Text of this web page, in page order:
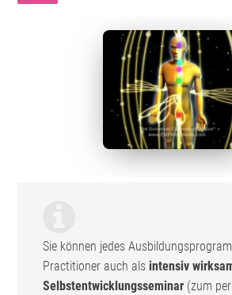
Sie können jedes
Practitioner auch als intensiv
Selbstentwicklungsseminar (zum